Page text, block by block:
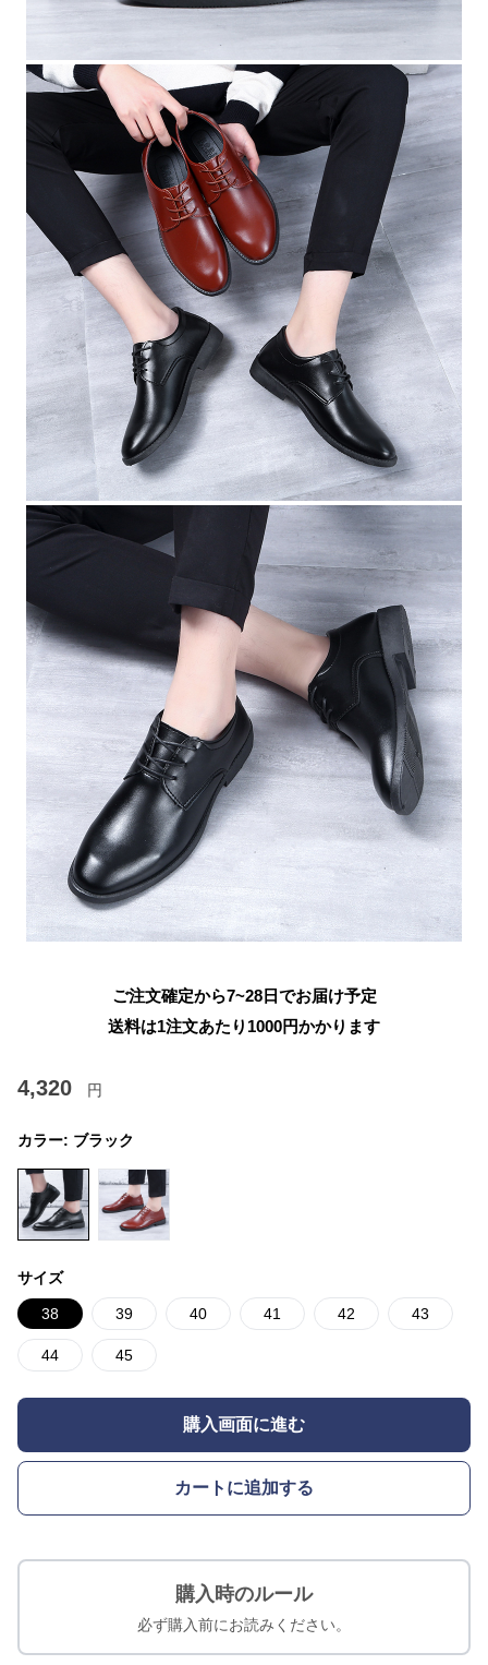
ご注文確定から7~28日でお届け予定
送料は1注文あたり 1000円かかります
4,320 円
カラー: ブラック
サイズ
38 39 40 41 42 43
44 45
購入画面に進む
カートに追加する
購入時のルール
必ず購入前にお読みください。